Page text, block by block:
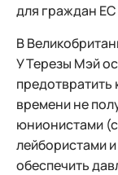
для граждан
В
У Терезы Мэй
предотвратить
времени не
юнионистами
лейбористами
обеспечить